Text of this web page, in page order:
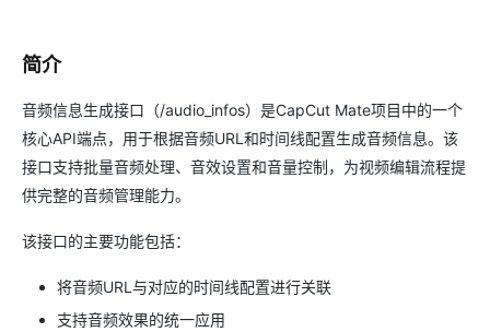
简介
音频信息生成接口（/audio_infos）是CapCut Mate项目中的一个
核心API端点，用于根据音频URL和时间线配置生成音频信息。该
接口支持批量音频处理、音效设置和音量控制，为视频编辑流程提
供完整的音频管理能力。
该接口的主要功能包括：
将音频URL与对应的时间线配置进行关联
支持音频效果的统一应用